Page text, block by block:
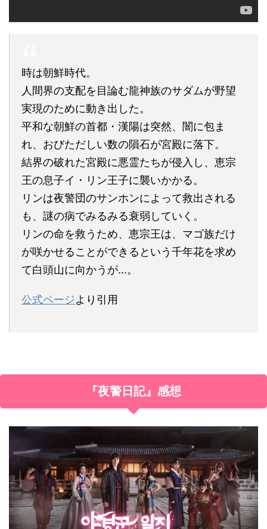
時は朝鮮時代。
人間界の支配を目論む龍神族のサダムが野望
実現のために動き出した。
平和な朝鮮の首都・漢陽は突然、闇に包ま
れ、おびただしい数の隕石が宮殿に落下。
結界の破れた宮殿に悪霊たちが侵入し、恵宗
王の息子イ・リン王子に襲いかかる。
リンは夜警団のサンホンによって救出される
も、謎の病でみるみる衰弱していく。
リンの命を救うため、恵宗王は、マゴ族だけ
が咲かせることができるという千年花を求め
て白頭山に向かうが…。
公式ページより引用
『夜警日記』感想